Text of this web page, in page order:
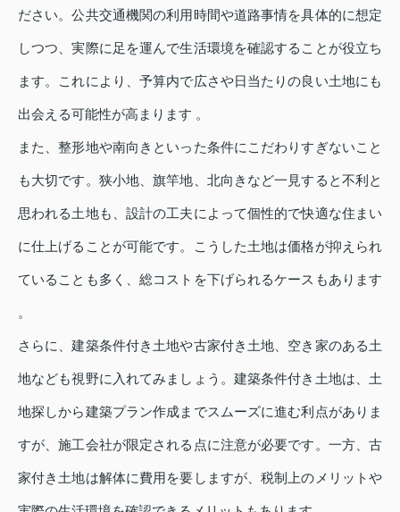
ださい。公共交通機関の利用時間や道路事情を具体的に想定
しつつ、実際に足を運んで生活環境を確認することが役立ち
ます。これにより、予算内で広さや日当たりの良い土地にも
出会える可能性が高まります 。
また、整形地や南向きといった条件にこだわりすぎないこと
も大切です。狭小地、旗竿地、北向きなど一見すると不利と
思われる土地も、設計の工夫によって個性的で快適な住まい
に仕上げることが可能です。こうした土地は価格が抑えられ
ていることも多く、総コストを下げられるケースもあります
。
さらに、建築条件付き土地や古家付き土地、空き家のある土
地なども視野に入れてみましょう。建築条件付き土地は、土
地探しから建築プラン作成までスムーズに進む利点がありま
すが、施工会社が限定される点に注意が必要です。一方、古
家付き土地は解体に費用を要しますが、税制上のメリットや